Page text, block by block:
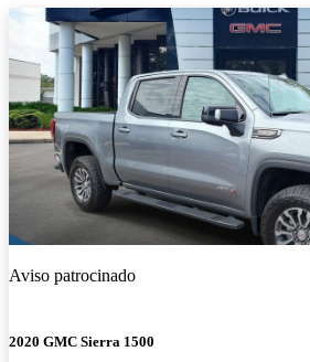
Aviso patrocinado
2020 GMC Sierra 1500